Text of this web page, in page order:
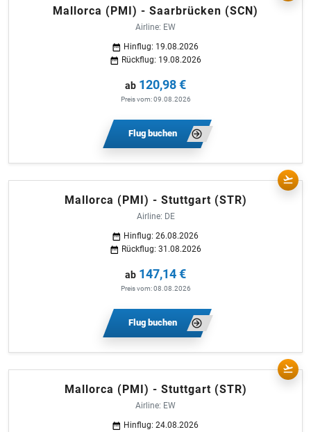
Mallorca (PMI) - Saarbrücken (SCN)
Airline: EW
Hinflug: 19.08.2026
Rückflug: 19.08.2026
ab 120,98 €
Preis vom: 09.08.2026
Flug buchen
Mallorca (PMI) - Stuttgart (STR)
Airline: DE
Hinflug: 26.08.2026
Rückflug: 31.08.2026
ab 147,14 €
Preis vom: 08.08.2026
Flug buchen
Mallorca (PMI) - Stuttgart (STR)
Airline: EW
Hinflug: 24.08.2026